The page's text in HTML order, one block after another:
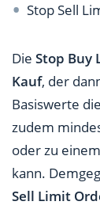
Stop Sell
Die Stop Buy
Kauf, der
Basiswerte
zudem
oder zu
kann.
Sell Limit